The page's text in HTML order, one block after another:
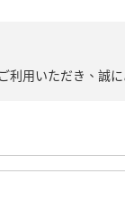
てくれる。ありがた
利用いただき、誠